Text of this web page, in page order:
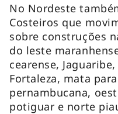
No Nordeste
Costeiros que
sobre construções
do leste
cearense,
Fortaleza, mata
pernambucana,
potiguar e norte